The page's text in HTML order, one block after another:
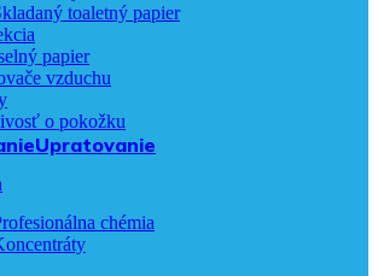
toaletný papier
papier
vzduchu
o pokožku
Upratovanie
chémia